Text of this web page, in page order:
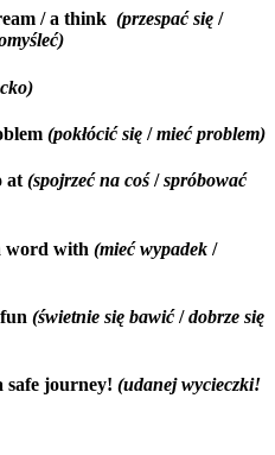
/ a think (przespać się /
(pokłócić się /mieć problem)
at (spojrzeć na coś/spróbować
word with (mieć wypadek /
(świetnie się bawić/dobrze się
safe journey! (udanej wycieczki!